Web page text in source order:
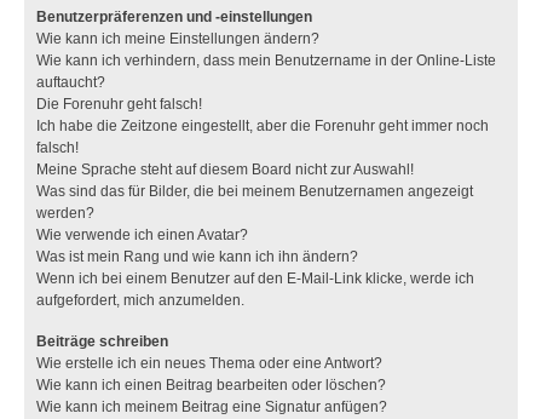
Benutzerpräferenzen und -einstellungen
Wie kann ich meine Einstellungen ändern?
Wie kann ich verhindern, dass mein Benutzername in der Online-Liste
auftaucht?
Die Forenuhr geht falsch!
Ich habe die Zeitzone eingestellt, aber die Forenuhr geht immer noch
falsch!
Meine Sprache steht auf diesem Board nicht zur Auswahl!
Was sind das für Bilder, die bei meinem Benutzernamen angezeigt
werden?
Wie verwende ich einen Avatar?
Was ist mein Rang und wie kann ich ihn ändern?
Wenn ich bei einem Benutzer auf den E-Mail-Link klicke, werde ich
aufgefordert, mich anzumelden.
Beiträge schreiben
Wie erstelle ich ein neues Thema oder eine Antwort?
Wie kann ich einen Beitrag bearbeiten oder löschen?
Wie kann ich meinem Beitrag eine Signatur anfügen?